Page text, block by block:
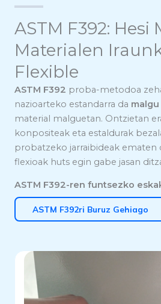
ASTM F392: Hesi
Materialen
Flexible
ASTM F392 proba-metodoa
nazioarteko estandarra da
material malguetan. Ontzietan
konpositeak eta estaldurak
probatzeko jarraibideak ematen
flexioak huts egin gabe jasan
ASTM F392-ren funtsezko
ASTM F392ri Buruz Gehiago